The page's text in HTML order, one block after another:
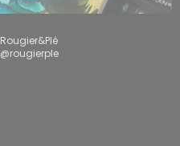
Rougier&Plé
@rougierple